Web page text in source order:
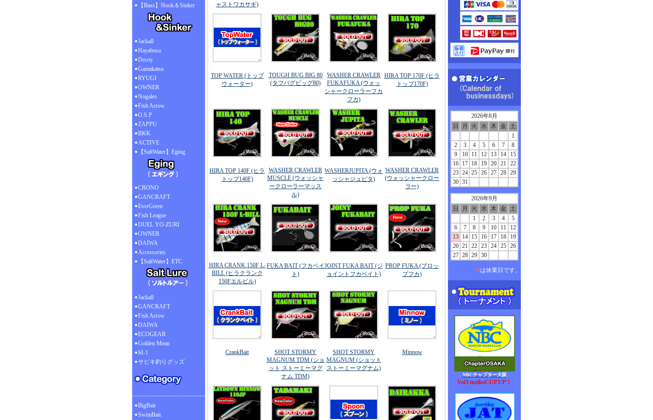
【Bass】Hook＆Sinker
Jackall
Hayabusa
Decoy
Gamakatsu
RYUGI
OWNER
Nogales
Fish Arrow
O.S.P
ZAPPU
BKK
ACTIVE
【SaltWater】Eging
CRONO
GANCRAFT
EverGreen
Fish League
DUEL YO-ZURI
OWNER
DAIWA
Accessories
【SaltWater】ETC
Jackall
GANCRAFT
Fish Arrow
DAIWA
ECOGEAR
Golden Mean
M-1
サビキ釣りグッズ
BigBait
SwimBait
ャストワカサギ)
TOP WATER (トップ
ウォーター)
TOUGH BUG BIG 80
(タフバグビッグ80)
WASHER CRAWLER
FUKAFUKA (ウォッ
シャークローラーフカ
フカ)
HIRA TOP 170F (ヒラ
トップ170F)
HIRA TOP 140F (ヒラ
トップ140F)
WASHER CRAWLER
MUSCLE (ウォッシャ
ークローラーマッス
ル)
WASHERJUPITA (ウォ
ッシャジュピタ)
WASHER CRAWLER
(ウォッシャークロー
ラー)
HIRA CRANK 150F L-
BILL (ヒラクランク
150Fエルビル)
FUKA BAIT (フカベイ
ト)
JOINT FUKA BAIT (ジ
ョイントフカベイト)
PROP FUKA (プロッ
プフカ)
CrankBait
SHOT STORMY
MAGNUM TDM (ショ
ット ストーミーマグ
ナム TDM)
SHOT STORMY
MAGNUM (ショット
ストーミーマグナム)
Minnow
2026年8月
日
月 火 水 木 金
土
1
2
3 4 5 6 7
8
9
10 11 12 13 14
15
16
17 18 19 20 21
22
23 24 25 26 27 28 29
30 31
2026年9月
日
月 火 水 木 金
土
1
2 3 4
5
6
7 8 9 10 11
12
13
14 15 16 17 18
19
20 21 22 23 24 25 26
27 28 29 30
■は休業日です。
NBCチャプター大阪
Vol3 meihoCUP UP！